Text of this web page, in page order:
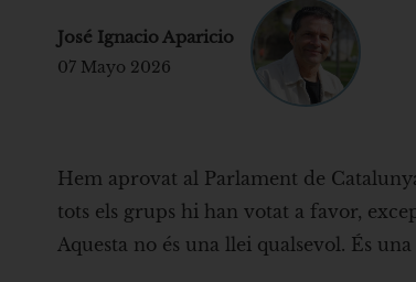
José Ignacio Aparicio
07 Mayo 2026
Hem aprovat al Parlament de
tots els grups hi han votat a favor,
Aquesta no és una llei qualsevol. És